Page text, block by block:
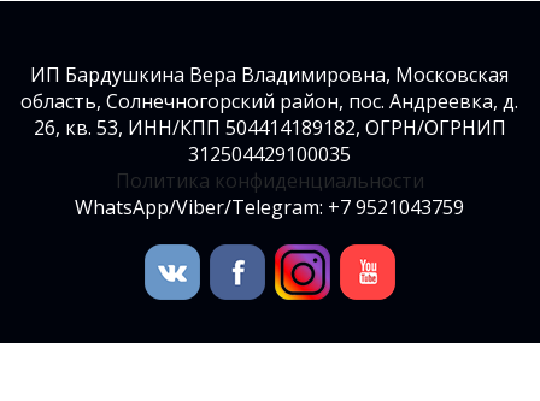
ИП Бардушкина Вера Владимировна, Московская
область, Солнечногорский район, пос. Андреевка, д.
26, кв. 53, ИНН/КПП 504414189182, ОГРН/ОГРНИП
312504429100035
Политика конфиденциальности
WhatsApp/Viber/Telegram: +7 9521043759